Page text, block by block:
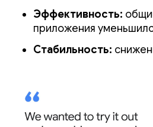
Эффективность:
приложения
Стабильность: